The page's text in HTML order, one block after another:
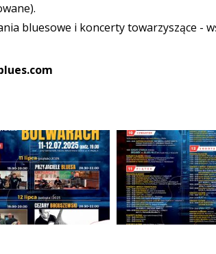
bluesowe i koncerty towarzyszące -